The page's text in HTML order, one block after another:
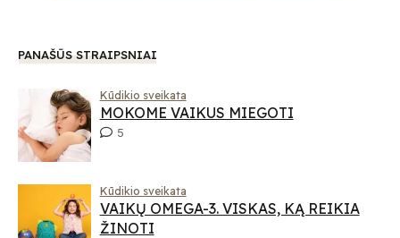
PANAŠŪS STRAIPSNIAI
Kūdikio sveikata
MOKOME VAIKUS MIEGOTI
5
Kūdikio sveikata
VAIKŲ OMEGA-3. VISKAS, KĄ REIKIA
ŽINOTI